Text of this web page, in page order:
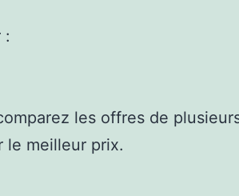
:
les offres de
le meilleur prix.